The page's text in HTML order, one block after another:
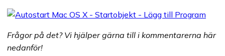
Frågor på det? Vi hjälper gärna till i kommentarerna här
nedanför!